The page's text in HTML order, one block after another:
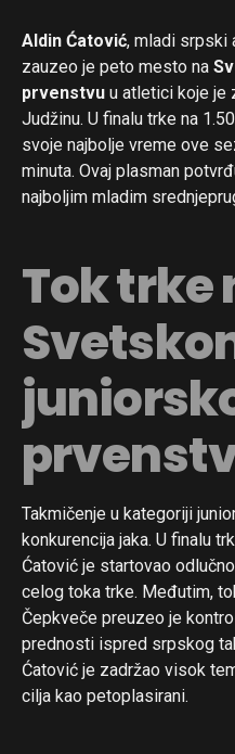
Aldin Ćatović, mladi srpski
zauzeo je peto mesto na
prvenstvu u atletici koje je
Judžinu. U finalu trke na
svoje najbolje vreme ove
minuta. Ovaj plasman
najboljim mladim
Tok trke
Takmičenje u kategoriji
konkurencija jaka. U finalu
Ćatović je startovao
celog toka trke. Međutim,
Čepkveče preuzeo je
prednosti ispred srpskog
Ćatović je zadržao visok
cilja kao petoplasirani.